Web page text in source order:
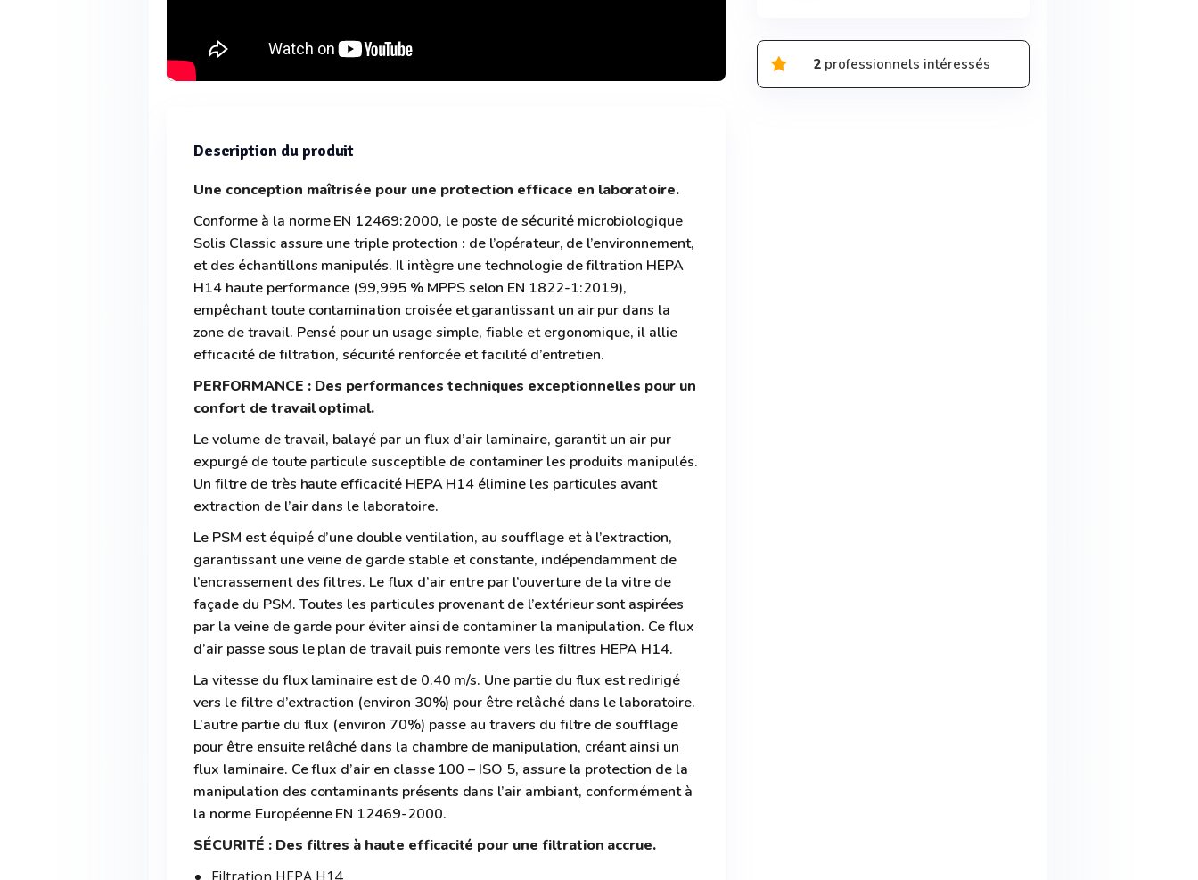
Description du produit
Une conception maîtrisée pour une protection efficace en laboratoire.
Conforme à la norme EN 12469:2000, le poste de sécurité microbiologique
Solis Classic assure une triple protection : de l’opérateur, de l’environnement,
et des échantillons manipulés. Il intègre une technologie de filtration HEPA
H14 haute performance (99,995 % MPPS selon EN 1822-1:2019),
empêchant toute contamination croisée et garantissant un air pur dans la
zone de travail. Pensé pour un usage simple, fiable et ergonomique, il allie
efficacité de filtration, sécurité renforcée et facilité d’entretien.
PERFORMANCE : Des performances techniques exceptionnelles pour un
confort de travail optimal.
Le volume de travail, balayé par un flux d’air laminaire, garantit un air pur
expurgé de toute particule susceptible de contaminer les produits manipulés.
Un filtre de très haute efficacité HEPA H14 élimine les particules avant
extraction de l’air dans le laboratoire.
Le PSM est équipé d’une double ventilation, au soufflage et à l’extraction,
garantissant une veine de garde stable et constante, indépendamment de
l’encrassement des filtres. Le flux d’air entre par l’ouverture de la vitre de
façade du PSM. Toutes les particules provenant de l’extérieur sont aspirées
par la veine de garde pour éviter ainsi de contaminer la manipulation. Ce flux
d’air passe sous le plan de travail puis remonte vers les filtres HEPA H14.
La vitesse du flux laminaire est de 0.40 m/s. Une partie du flux est redirigé
vers le filtre d’extraction (environ 30%) pour être relâché dans le laboratoire.
L’autre partie du flux (environ 70%) passe au travers du filtre de soufflage
pour être ensuite relâché dans la chambre de manipulation, créant ainsi un
flux laminaire. Ce flux d’air en classe 100 – ISO 5, assure la protection de la
manipulation des contaminants présents dans l’air ambiant, conformément à
la norme Européenne EN 12469-2000.
SÉCURITÉ : Des filtres à haute efficacité pour une filtration accrue.
2professionnels intéressés